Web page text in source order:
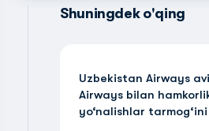
Shuningdek o'qing
Uzbekistan Airways
Airways bilan
yo‘nalishlar